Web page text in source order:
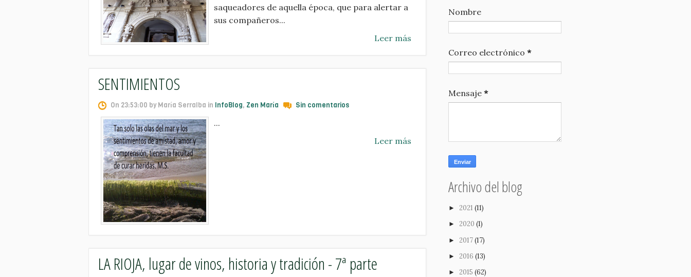
saqueadores de aquella época, que para alertar a
sus compañeros...
Leer más
SENTIMIENTOS
On 23:53:00 by María Serralba in InfoBlog, Zen María Sin comentarios
...
Leer más
LA RIOJA, lugar de vinos, historia y tradición - 7ª parte
Nombre
Correo electrónico *
Mensaje *
Archivo del blog
► 2021 (11)
► 2020 (1)
► 2017(17)
► 2016 (13)
► 2015 (62)